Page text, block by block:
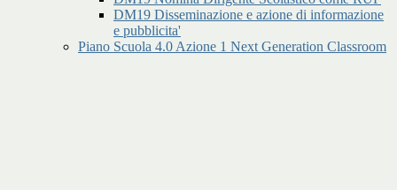
DM19 Disseminazione e azione di informazione
e pubblicita'
Piano Scuola 4.0 Azione 1 Next Generation Classroom